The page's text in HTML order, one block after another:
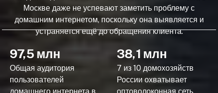
Москве даже не успевают заметить проблему с
домашним интернетом, поскольку она выявляется и
устраняется ещё до обращения клиента.
97,5 млн
Общая аудитория
пользователей
38,1 млн
7 из 10 домохозяйств
России охватывает